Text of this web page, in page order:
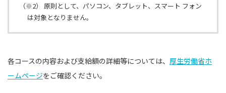
（※2）
原則として、パソコン、タブレット、スマート フォン
は対象となりません。
各コースの内容および支給額の詳細等については、 厚生労働省ホ
ームページをご確認ください。